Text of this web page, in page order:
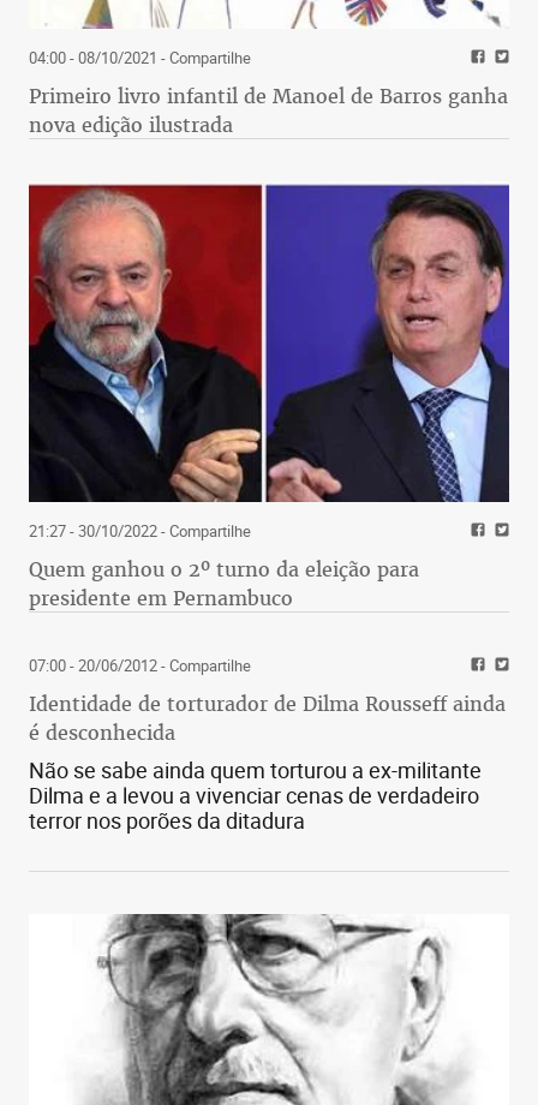
04:00 - 08/10/2021 - Compartilhe
Primeiro livro infantil de Manoel de Barros ganha
nova edição ilustrada
21:27 - 30/10/2022- Compartilhe
Quem ganhou o 2º turno da eleição para
presidente em Pernambuco
07:00 - 20/06/2012- Compartilhe
Identidade de torturador de Dilma Rousseff ainda
é desconhecida
Não se sabe ainda quem torturou a ex-militante
Dilma e a levou a vivenciar cenas de verdadeiro
terror nos porões da ditadura